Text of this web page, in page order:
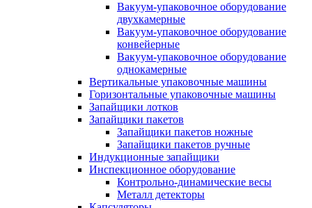
Вакуум-упаковочное оборудование
двухкамерные
Вакуум-упаковочное оборудование
конвейерные
Вакуум-упаковочное оборудование
однокамерные
Вертикальные упаковочные машины
Горизонтальные упаковочные машины
Запайщики лотков
Запайщики пакетов
Запайщики пакетов ножные
Запайщики пакетов ручные
Индукционные запайщики
Инспекционное оборудование
Контрольно-динамические весы
Металл детекторы